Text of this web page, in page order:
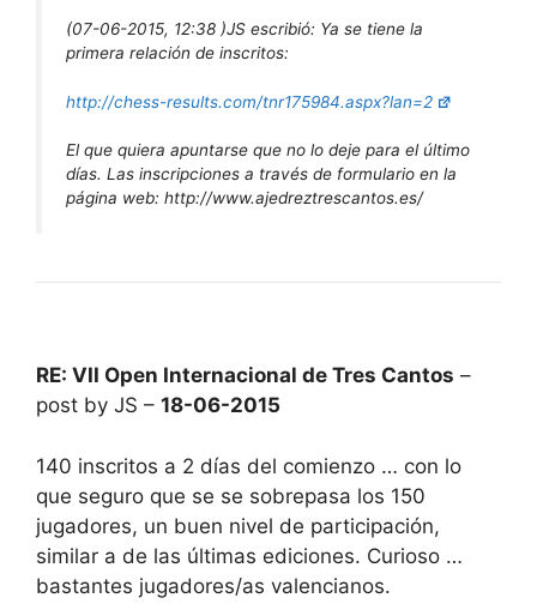
(07-06-2015, 12:38 )JS escribió: Ya se tiene la
primera relación de inscritos:
http://chess-results.com/tnr175984.aspx?lan=2
El que quiera apuntarse que no lo deje para el último
días. Las inscripciones a través de formulario en la
página web: http://www.ajedreztrescantos.es/
RE: VII Open Internacional de Tres Cantos –
post by JS – 18-06-2015
140 inscritos a 2 días del comienzo … con lo
que seguro que se se sobrepasa los 150
jugadores, un buen nivel de participación,
similar a de las últimas ediciones. Curioso …
bastantes jugadores/as valencianos.